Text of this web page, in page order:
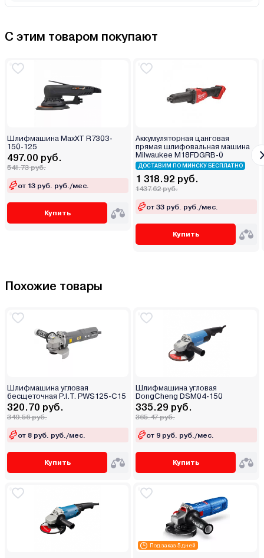
С этим товаром покупают
Шлифмашина MaxXT R7303-
150-125
497.00 руб.
541.73 руб.
от 13 руб. руб./мес.
Купить
Аккумуляторная цанговая
прямая шлифовальная машина
Milwaukee M18FDGRB-0
ДОСТАВИМ ПО МИНСКУ БЕСПЛАТНО
1 318.92 руб.
1437.62 руб.
от 33 руб. руб./мес.
Купить
Похожие товары
Шлифмашина угловая
бесщеточная P.I.T. PWS125-C15
320.70 руб.
349.56 руб.
от 8 руб. руб./мес.
Купить
Шлифмашина угловая
DongCheng DSM04-150
335.29 руб.
365.47 руб.
от 9 руб. руб./мес.
Купить
Под заказ 5 дней